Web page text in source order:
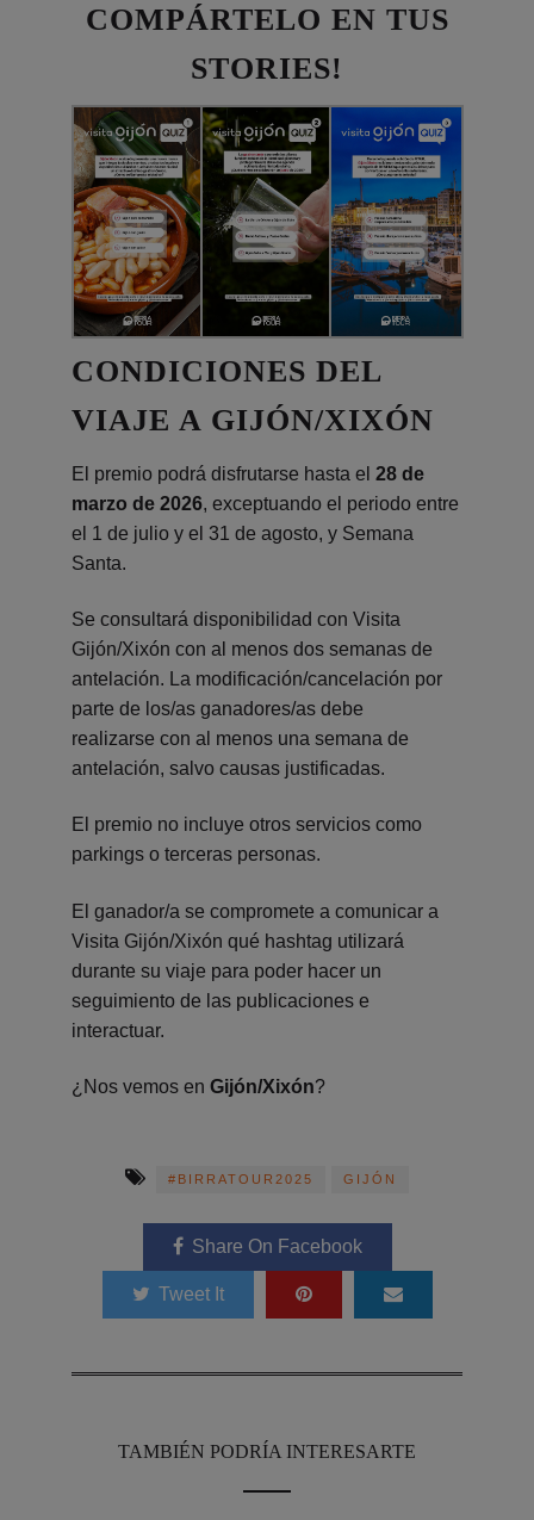
COMPÁRTELO EN TUS
STORIES!
CONDICIONES DEL
VIAJE A GIJÓN/XIXÓN
El premio podrá disfrutarse hasta el 28 de
marzo de 2026, exceptuando el periodo entre
el 1 de julio y el 31 de agosto, y Semana
Santa.
Se consultará disponibilidad con Visita
Gijón/Xixón con al menos dos semanas de
antelación. La modificación/cancelación por
parte de los/as ganadores/as debe
realizarse con al menos una semana de
antelación, salvo causas justificadas.
El premio no incluye otros servicios como
parkings o terceras personas.
El ganador/a se compromete a comunicar a
Visita Gijón/Xixón qué hashtag utilizará
durante su viaje para poder hacer un
seguimiento de las publicaciones e
interactuar.
¿Nos vemos en Gijón/Xixón?
#BIRRATOUR2025 GIJÓN
Share On Facebook
Tweet It
TAMBIÉN PODRÍA INTERESARTE